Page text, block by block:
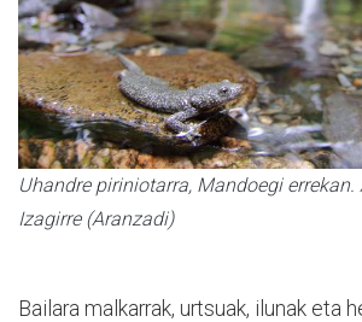
Uhandre piriniotarra, Mandoegi errekan.
Izagirre (Aranzadi)
Bailara malkarrak, urtsuak, ilunak eta